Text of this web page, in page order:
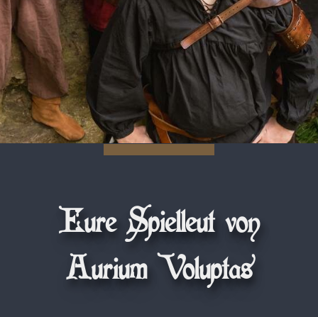
Eure Spielleut von
Aurium Voluptas